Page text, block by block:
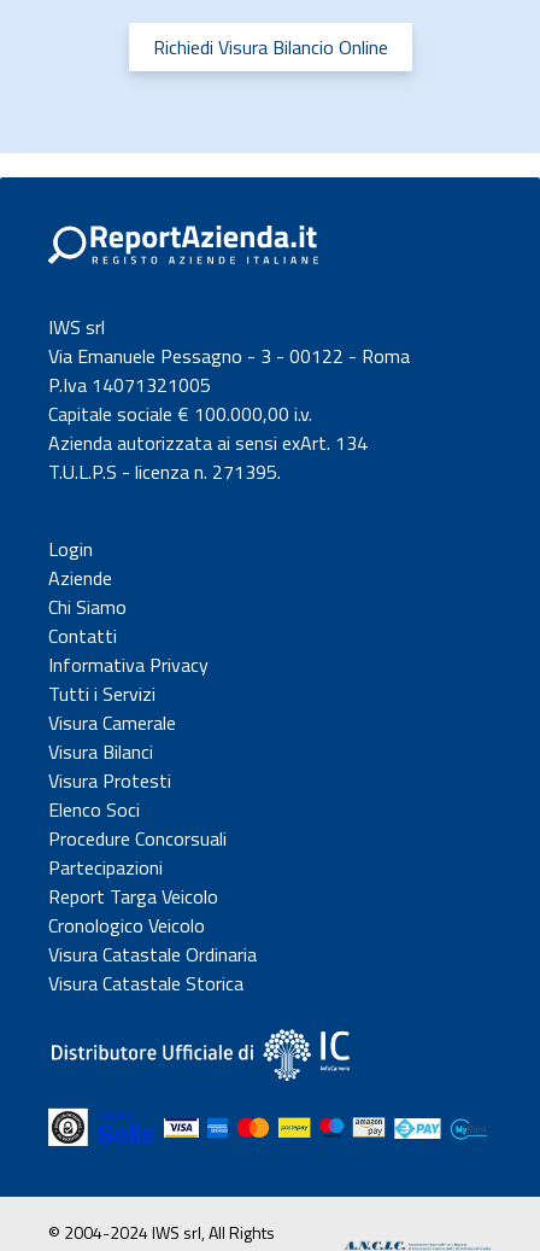
Richiedi Visura Bilancio Online
IWS srl
Via Emanuele Pessagno - 3 - 00122 - Roma
P.Iva 14071321005
Capitale sociale € 100.000,00 i.v.
Azienda autorizzata ai sensi exArt. 134
T.U.L.P.S - licenza n. 271395.
Login
Aziende
Chi Siamo
Contatti
Informativa Privacy
Tutti i Servizi
Visura Camerale
Visura Bilanci
Visura Protesti
Elenco Soci
Procedure Concorsuali
Partecipazioni
Report Targa Veicolo
Cronologico Veicolo
Visura Catastale Ordinaria
Visura Catastale Storica
© 2004-2024 IWS srl, All Rights